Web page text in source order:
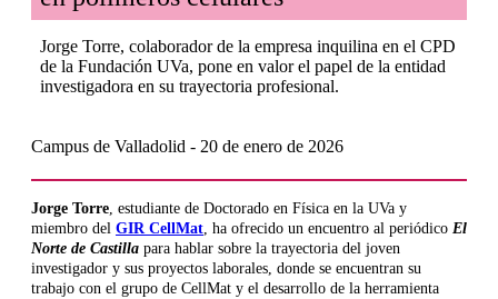
Jorge Torre, colaborador de la empresa inquilina en el CPD
de la Fundación UVa, pone en valor el papel de la entidad
investigadora en su trayectoria profesional.
Campus de Valladolid - 20 de enero de 2026
Jorge Torre, estudiante de Doctorado en Física en la UVa y
miembro del GIR CellMat, ha ofrecido un encuentro al periódico El
Norte de Castilla para hablar sobre la trayectoria del joven
investigador y sus proyectos laborales, donde se encuentran su
trabajo con el grupo de CellMat y el desarrollo de la herramienta